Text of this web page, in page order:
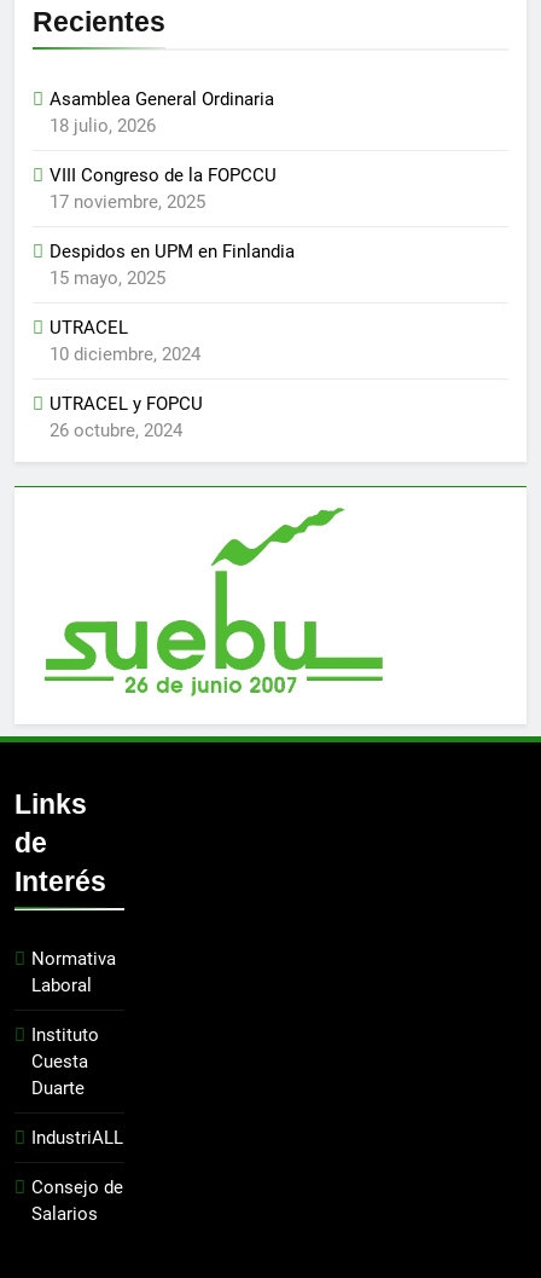
Recientes
Asamblea General Ordinaria
18 julio, 2026
VIII Congreso de la FOPCCU
17 noviembre, 2025
Despidos en UPM en Finlandia
15 mayo, 2025
UTRACEL
10 diciembre, 2024
UTRACEL y FOPCU
26 octubre, 2024
Links
de
Interés
Normativa
Laboral
Instituto
Cuesta
Duarte
IndustriALL
Consejo de
Salarios